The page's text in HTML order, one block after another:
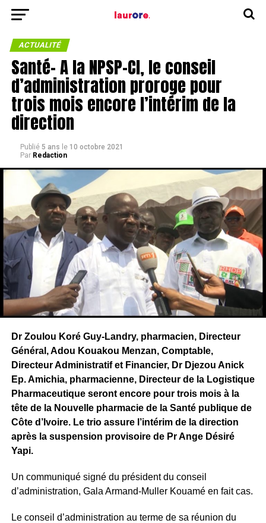
ACTUALITÉ
Santé- A la NPSP-CI, le conseil
d’administration proroge pour
trois mois encore l’intérim de la
direction
Publié 5 ans le 10 octobre 2021
Par Redaction
Dr Zoulou Koré Guy-Landry, pharmacien, Directeur
Général, Adou Kouakou Menzan, Comptable,
Directeur Administratif et Financier, Dr Djezou Anick
Ep. Amichia, pharmacienne, Directeur de la Logistique
Pharmaceutique seront encore pour trois mois à la
tête de la Nouvelle pharmacie de la Santé publique de
Côte d’Ivoire. Le trio assure l’intérim de la direction
après la suspension provisoire de Pr Ange Désiré
Yapi.
Un communiqué signé du président du conseil
d’administration, Gala Armand-Muller Kouamé en fait cas.
Le conseil d’administration au terme de sa réunion du